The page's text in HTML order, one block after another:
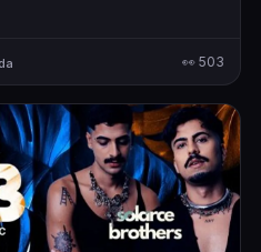
👀 503